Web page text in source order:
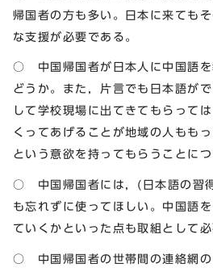
帰国者の方も多い。日本に来ても
な支援が必要である。
○ 中国帰国者が日本人に中国語を
どうか。また，片言でも日本語が
して学校現場に出てきてもらって
くってあげることが地域の人もも
という意欲を持ってもらうことに
○ 中国帰国者には，(日本語の習
も忘れずに使ってほしい。中国語
ていくかといった点も取組として必
○ 中国帰国者の世帯間の連絡網の